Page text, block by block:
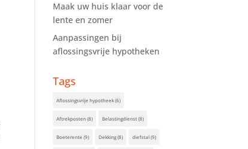
Maak uw huis klaar voor de
lente en zomer
Aanpassingen bij
aflossingsvrije hypotheken
Tags
Aflossingsvrije hypotheek(6)
Aftrekposten(8) Belastingdienst(8)
Boeterente (9) Dekking(8) diefstal(9)